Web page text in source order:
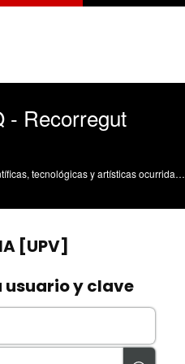
- Recorregut
Divulgación de las actividades científicas, tecnológicas y artísticas ocurridas en los tres campus de la UPV